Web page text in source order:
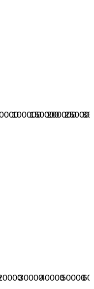
100000150000200000250000
300004000050000